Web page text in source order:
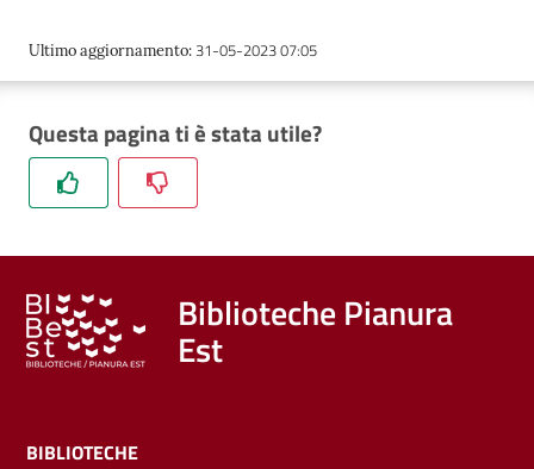
Cosa
Trova
libri
film
Calendario
Ultimo aggiornamento: 31-05-2023 07:05
Questa pagina ti è stata utile?
Biblioteche Pianura
Est
BIBLIOTECHE